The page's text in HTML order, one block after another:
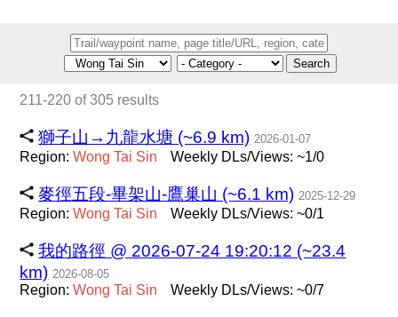
Search
211-220 of 305 results
獅子山→九龍水塘 (~6.9 km) 2026-01-07
Region:Wong Tai Sin Weekly DLs/Views: ~1/0
麥徑五段-畢架山-鷹巢山 (~6.1 km) 2025-12-29
Region:Wong Tai Sin Weekly DLs/Views: ~0/1
我的路徑 @ 2026-07-24 19:20:12 (~23.4
km) 2026-08-05
Region:Wong Tai Sin Weekly DLs/Views: ~0/7